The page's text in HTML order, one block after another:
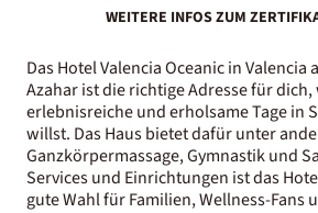
WEITERE INFOS ZUM
Das Hotel Valencia Oceanic in Valencia
Azahar ist die richtige Adresse für
erlebnisreiche und erholsame Tage in
willst. Das Haus bietet dafür unter
Ganzkörpermassage, Gymnastik und
Services und Einrichtungen ist das
gute Wahl für Familien, Wellness-Fans